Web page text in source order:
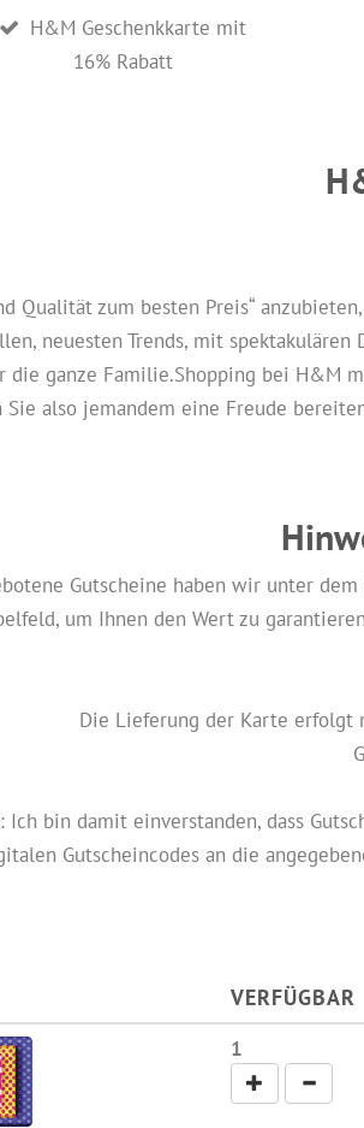
H&M Geschenkkarte mit
16% Rabatt
Qualität zum besten Preis“
neuesten Trends, mit
die ganze Familie.Shopping bei H&M
Sie also jemandem eine Freude
Gutscheine haben wir unter
um Ihnen den Wert zu
Die Lieferung der Karte erfolgt
Ich bin damit einverstanden, dass
Gutscheincodes an die
VERFÜGBAR
1